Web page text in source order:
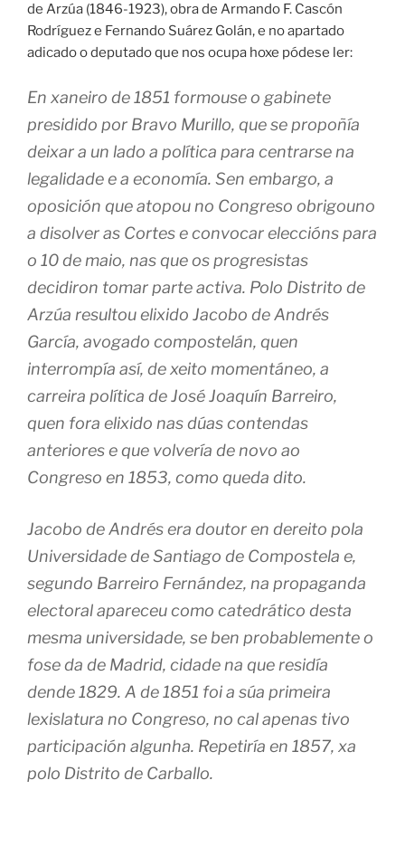
de Arzúa (1846-1923), obra de Armando F. Cascón
Rodríguez e Fernando Suárez Golán, e no apartado
adicado o deputado que nos ocupa hoxe pódese ler:
En xaneiro de 1851 formouse o gabinete
presidido por Bravo Murillo, que se propoñía
deixar a un lado a política para centrarse na
legalidade e a economía. Sen embargo, a
oposición que atopou no Congreso obrigouno
a disolver as Cortes e convocar eleccións para
o 10 de maio, nas que os progresistas
decidiron tomar parte activa. Polo Distrito de
Arzúa resultou elixido Jacobo de Andrés
García, avogado compostelán, quen
interrompía así, de xeito momentáneo, a
carreira política de José Joaquín Barreiro,
quen fora elixido nas dúas contendas
anteriores e que volvería de novo ao
Congreso en 1853, como queda dito.
Jacobo de Andrés era doutor en dereito pola
Universidade de Santiago de Compostela e,
segundo Barreiro Fernández, na propaganda
electoral apareceu como catedrático desta
mesma universidade, se ben probablemente o
fose da de Madrid, cidade na que residía
dende 1829. A de 1851 foi a súa primeira
lexislatura no Congreso, no cal apenas tivo
participación algunha. Repetiría en 1857, xa
polo Distrito de Carballo.